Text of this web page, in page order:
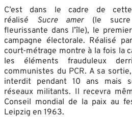
C’est dans le cadre de
réalisé Sucre amer(le sucre
fleurissante dans l’île), le
campagne électorale. Réalisé
court-métrage montre à la fois la
les éléments frauduleux
communistes du PCR. A sa
interdit pendant 10 ans mais
réseaux militants. Il recevra
Conseil mondial de la paix au
Leipzig en 1963.